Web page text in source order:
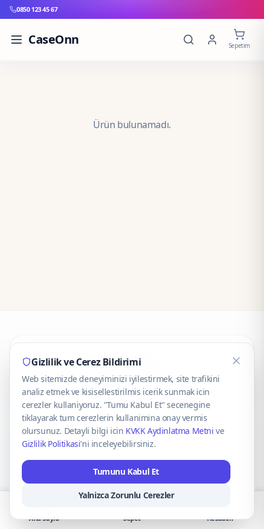
0850 123 45 67
CaseOnn Sepetim
Ürün bulunamadı.
CaseOnn
© 2025 CaseOnn. Tüm hakları saklıdır.
VISA Mastercard
Gizlilik ve Cerez Bildirimi
Web sitemizde deneyiminizi iyilestirmek, site trafikini
analiz etmek ve kisisellestirilmis icerik sunmak icin
cerezler kullaniyoruz. "Tumu Kabul Et" secenegine
tiklayarak tum cerezlerin kullanimina onay vermis
olursunuz. Detayli bilgi icin KVKK Aydinlatma Metni ve
Gizlilik Politikasi'ni inceleyebilirsiniz.
Tumunu Kabul Et
Yalnizca Zorunlu Cerezler
Ana Sayfa Sepet Hesabım